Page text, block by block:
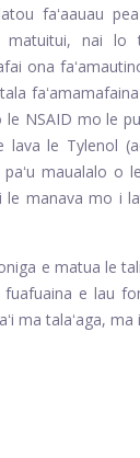
faʻaauau
matuitui, nai
ona
le NSAID mo le
lava le Tylenol
maualalo o
le manava mo i
e matua le
fuafuaina e lau
ma talaʻaga, ma